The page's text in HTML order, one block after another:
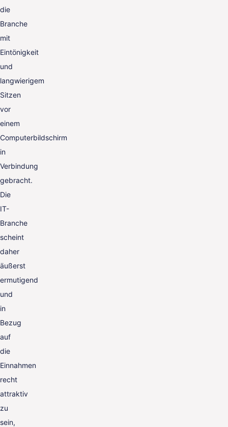
die
Branche
mit
Eintönigkeit
und
langwierigem
Sitzen
vor
einem
Computerbildschirm
in
Verbindung
gebracht.
Die
IT-
Branche
scheint
daher
äußerst
ermutigend
und
in
Bezug
auf
die
Einnahmen
recht
attraktiv
zu
sein,